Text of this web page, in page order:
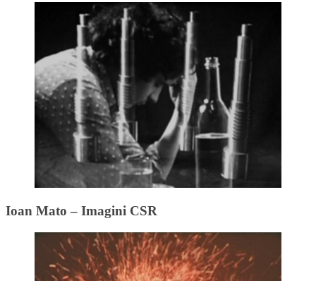
Ioan Mato – Imagini CSR